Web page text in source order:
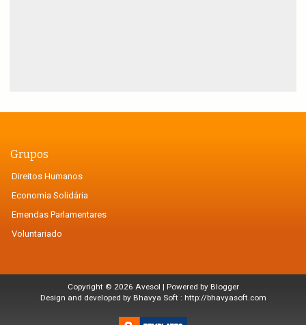
Grupos
Direitos Humanos
Economia Solidária
Emendas Parlamentares
Voluntariado
Copyright © 2026 Avesol | Powered by Blogger
Design and developed by Bhavya Soft : http://bhavyasoft.com